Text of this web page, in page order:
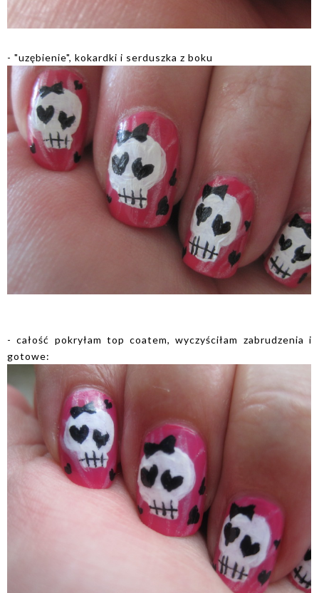
- "uzębienie", kokardki i serduszka z boku
- całość pokryłam top coatem, wyczyściłam zabrudzenia i
gotowe: